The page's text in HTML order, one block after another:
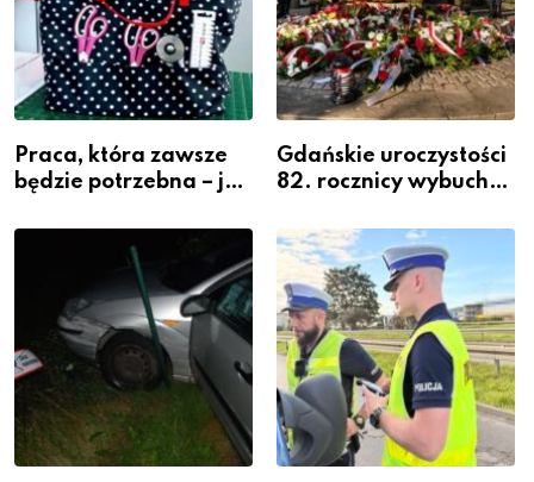
Praca, która zawsze
będzie potrzebna – jak
zawodem przyszłości i
gdzie się go nauczyć?
Gdańskie uroczystości
82. rocznicy wybuchu
Warszawskiego